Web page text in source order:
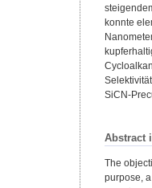
konnte
SiCN-
Abstract
The
purpose,